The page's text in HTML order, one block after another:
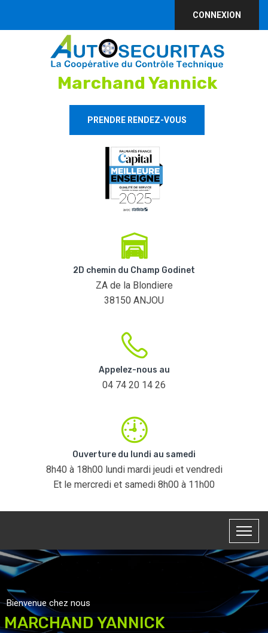
CONNEXION
Marchand Yannick
PRENDRE RENDEZ-VOUS
2D chemin du Champ Godinet
ZA de la Blondiere
38150 ANJOU
Appelez-nous au
04 74 20 14 26
Ouverture du lundi au samedi
8h40 à 18h00 lundi mardi jeudi et vendredi
Et le mercredi et samedi 8h00 à 11h00
Bienvenue chez nous
MARCHAND YANNICK